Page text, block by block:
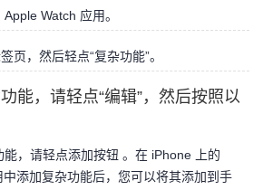
Watch 应用。
页，然后轻点“复杂功能”。
能，请轻点“编辑”，然后按照以
，请轻点添加按钮 。在 iPhone 上的
添加复杂功能后，您可以将其添加到手